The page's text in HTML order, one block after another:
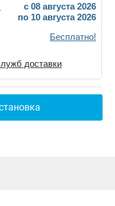
c 08 августа 2026
по 10 августа 2026
Бесплатно!
доставки